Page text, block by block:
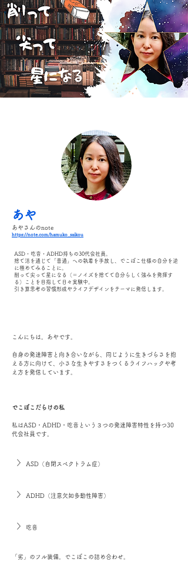
あや
あやさんのnote
https://note.com/hamuko_saikou
ASD・吃音・ADHD持ちの30代会社員。
捨て活を通じて「普通」への執着を手放し、でこぼこ仕様の自分を逆
に極めてみることに。
削って尖って星になる（＝ノイズを捨てて自分らしく強みを発揮す
る）ことを目指して日々実験中。
引き算思考の習慣形成やライフデザインをテーマに発信します。
こんにちは。あやです。
自身の発達障害と向き合いながら、同じように生きづらさを抱
える方に向けて、小さな生きやすさをつくるライフハックや考
え方を発信しています。
でこぼこだらけの私
私はASD・ADHD・吃音という３つの発達障害特性を持つ30
代会社員です。
ASD（自閉スペクトラム症）
ADHD（注意欠如多動性障害）
吃音
「劣」のフル装備。でこぼこの詰め合わせ。